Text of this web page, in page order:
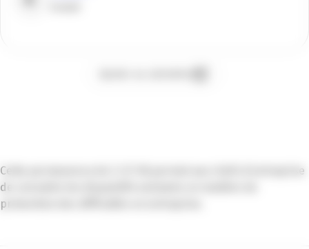
Cette permanence du C.I.P. 06 permet aux chefs d’entreprise
de connaitre les dispositifs existants en matière de
prévention des difficultés en entreprise.